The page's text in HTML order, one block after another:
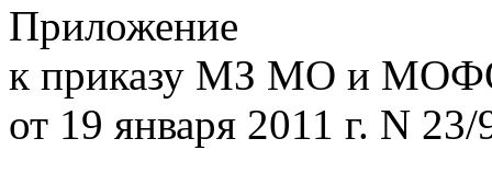
Приложение
к приказу МЗ МО и
от 19 января 2011 г. N 23/